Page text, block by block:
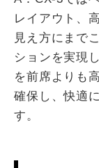
レイアウト、
見え方にまで
ションを実現
を前席よりも
確保し、快適
す。